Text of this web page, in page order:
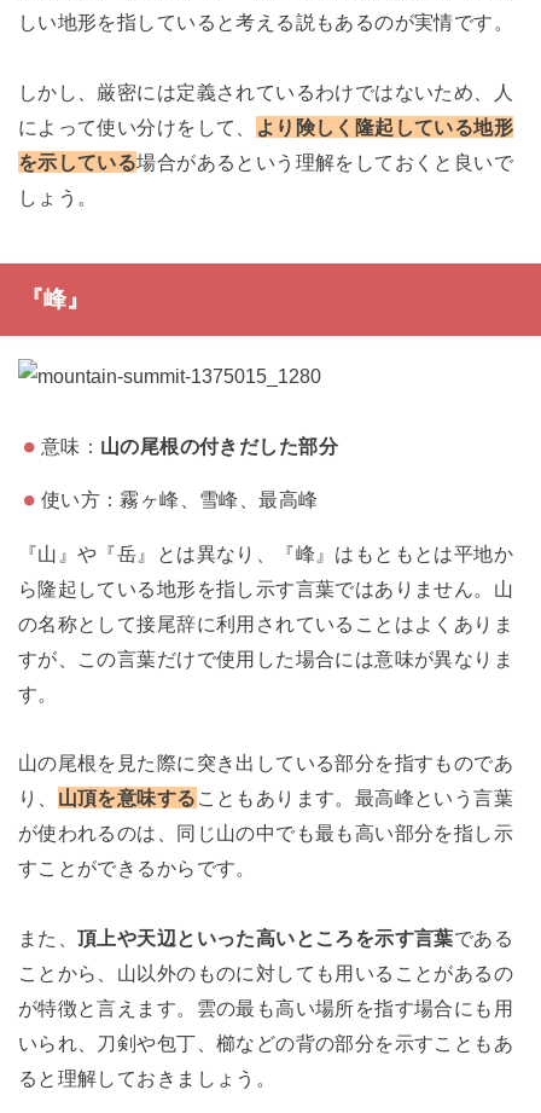
しい地形を指していると考える説もあるのが実情です。
しかし、厳密には定義されているわけではないため、人
によって使い分けをして、
より険しく隆起している地形
を示している場合があるという理解をしておくと良いで
しょう。
『峰』
意味： 山の尾根の付きだした部分
使い方：霧ヶ峰、雪峰、最高峰
『山』や『岳』とは異なり、『峰』はもともとは平地か
ら隆起している地形を指し示す言葉ではありません。山
の名称として接尾辞に利用されていることはよくありま
すが、この言葉だけで使用した場合には意味が異なりま
す。
山の尾根を見た際に突き出している部分を指すものであ
り、 山頂を意味する こともあります。最高峰という言葉
が使われるのは、同じ山の中でも最も高い部分を指し示
すことができるからです。
また、頂上や天辺といった高いところを示す言葉である
ことから、山以外のものに対しても用いることがあるの
が特徴と言えます。雲の最も高い場所を指す場合にも用
いられ、刀剣や包丁、櫛などの背の部分を示すこともあ
ると理解しておきましょう。